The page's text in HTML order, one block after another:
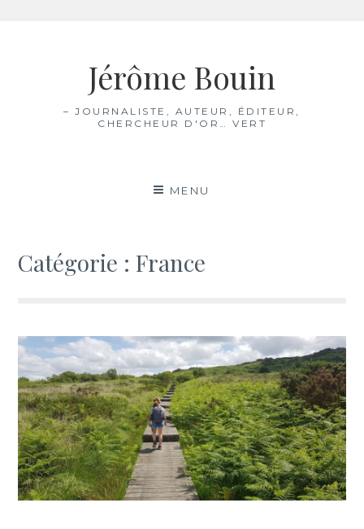
Jérôme Bouin
– JOURNALISTE, AUTEUR, ÉDITEUR,
CHERCHEUR D'OR… VERT
MENU
Catégorie :France